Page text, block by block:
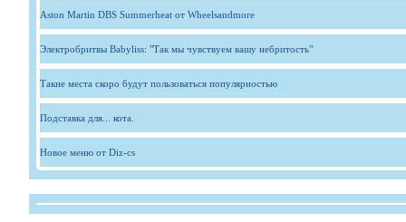
Aston Martin DBS Summerheat от Wheelsandmore
Электробритвы Babyliss: "Так мы чувствуем вашу небритость"
Такие места скоро будут пользоваться популярностью
Подставка для... кота.
Новое меню от Diz-cs